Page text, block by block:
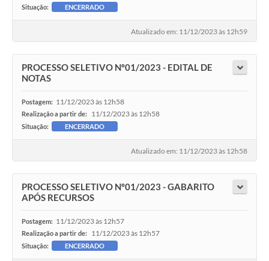
Situação: ENCERRADO
Atualizado em: 11/12/2023 às 12h59
PROCESSO SELETIVO Nº01/2023 - EDITAL DE
NOTAS
Postagem: 11/12/2023 às 12h58
Realização a partir de: 11/12/2023 às 12h58
Situação: ENCERRADO
Atualizado em: 11/12/2023 às 12h58
PROCESSO SELETIVO Nº01/2023 - GABARITO
APÓS RECURSOS
Postagem: 11/12/2023 às 12h57
Realização a partir de: 11/12/2023 às 12h57
Situação: ENCERRADO